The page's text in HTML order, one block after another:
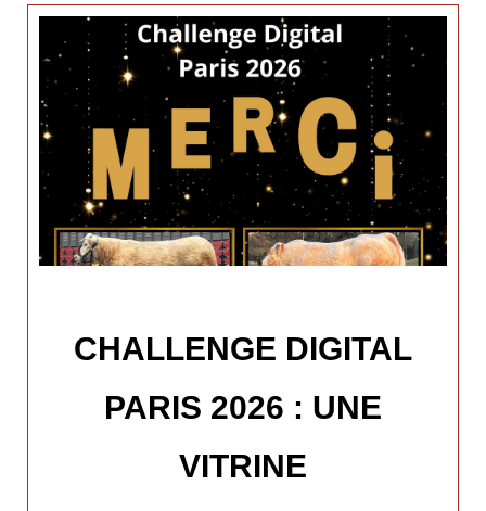
CHALLENGE DIGITAL
PARIS 2026 : UNE
VITRINE